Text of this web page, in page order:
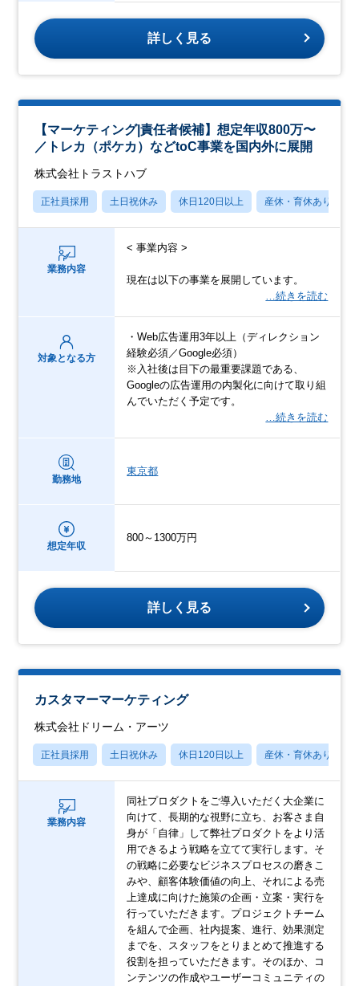
詳しく見る
【マーケティング|責任者候補】想定年収800万〜
／トレカ（ポケカ）などtoC事業を国内外に展開
株式会社トラストハブ
正社員採用 土日祝休み 休日120日以上 産休・育休あり
業務内容
< 事業内容 >
現在は以下の事業を展開しています。
…続きを読む
対象となる方
・Web広告運用3年以上（ディレクション
経験必須／Google必須）
※入社後は目下の最重要課題である、
Googleの広告運用の内製化に向けて取り組
んでいただく予定です。
…続きを読む
勤務地
東京都
想定年収
800～1300万円
詳しく見る
カスタマーマーケティング
株式会社ドリーム・アーツ
正社員採用 土日祝休み 休日120日以上 産休・育休あり
業務内容
同社プロダクトをご導入いただく大企業に
向けて、長期的な視野に立ち、お客さま自
身が「自律」して弊社プロダクトをより活
用できるよう戦略を立てて実行します。そ
の戦略に必要なビジネスプロセスの磨きこ
みや、顧客体験価値の向上、それによる売
上達成に向けた施策の企画・立案・実行を
行っていただきます。プロジェクトチーム
を組んで企画、社内提案、進行、効果測定
までを、スタッフをとりまとめて推進する
役割を担っていただきます。そのほか、コ
ンテンツの作成やユーザーコミュニティの